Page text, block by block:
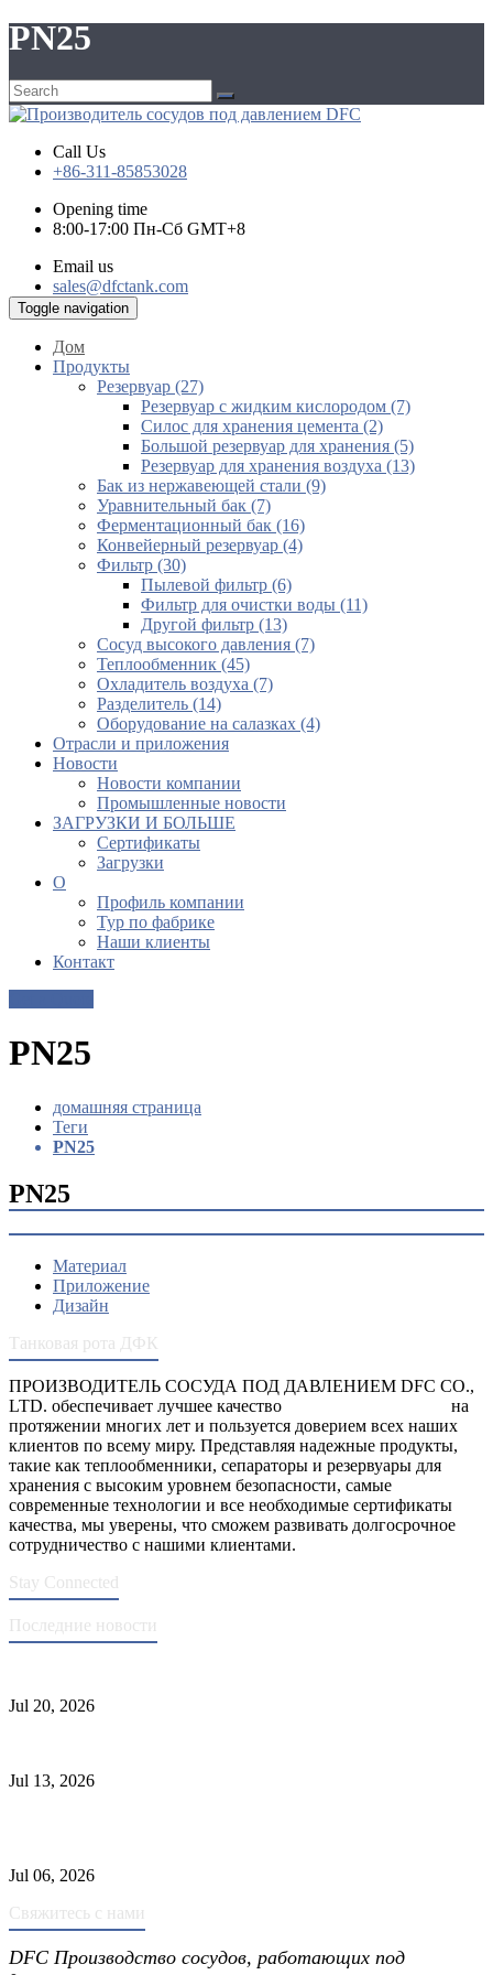
PN25
Call Us
+86-311-85853028
Opening time
8:00-17:00 Пн-Сб GMT+8
Email us
sales@dfctank.com
Toggle navigation
Дом
Продукты
Резервуар (27)
Резервуар с жидким кислородом (7)
Силос для хранения цемента (2)
Большой резервуар для хранения (5)
Резервуар для хранения воздуха (13)
Бак из нержавеющей стали (9)
Уравнительный бак (7)
Ферментационный бак (16)
Конвейерный резервуар (4)
Фильтр (30)
Пылевой фильтр (6)
Фильтр для очистки воды (11)
Другой фильтр (13)
Сосуд высокого давления (7)
Теплообменник (45)
Охладитель воздуха (7)
Разделитель (14)
Оборудование на салазках (4)
Отрасли и приложения
Новости
Новости компании
Промышленные новости
ЗАГРУЗКИ И БОЛЬШЕ
Сертификаты
Загрузки
О
Профиль компании
Тур по фабрике
Наши клиенты
Контакт
PN25
домашняя страница
Теги
PN25
PN25
Материал
Приложение
Дизайн
Танковая рота ДФК
ПРОИЗВОДИТЕЛЬ СОСУДА ПОД ДАВЛЕНИЕМ DFC CO.,
LTD. обеспечивает лучшее качество
на
протяжении многих лет и пользуется доверием всех наших
клиентов по всему миру. Представляя надежные продукты,
такие как теплообменники, сепараторы и резервуары для
хранения с высоким уровнем безопасности, самые
современные технологии и все необходимые сертификаты
качества, мы уверены, что сможем развивать долгосрочное
сотрудничество с нашими клиентами.
Stay Connected
Последние новости
Jul 20, 2026
Jul 13, 2026
Jul 06, 2026
Свяжитесь с нами
DFC Производство сосудов, работающих под